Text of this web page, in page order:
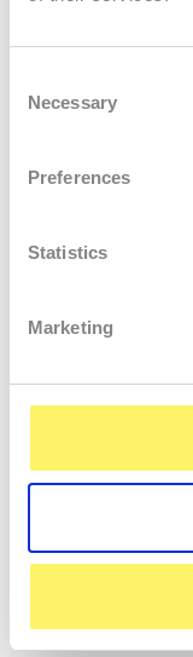
Selection
Necessary
Preferences
Statistics
Marketing
Naši kvalifikovaní